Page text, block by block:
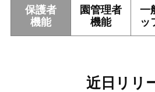
保護者
機能
園管理者
機能
一
ッ
近日リリ